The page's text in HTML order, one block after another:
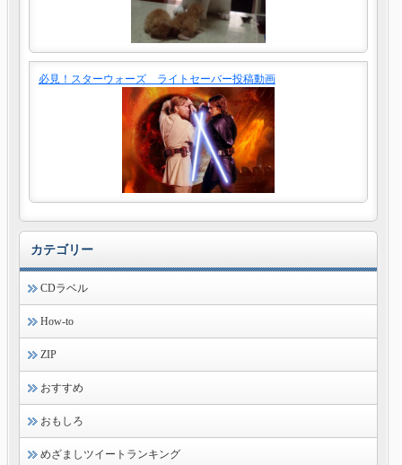
必見！スターウォーズ ライトセーバー投稿動画
カテゴリー
CDラベル
How-to
ZIP
おすすめ
おもしろ
めざましツイートランキング